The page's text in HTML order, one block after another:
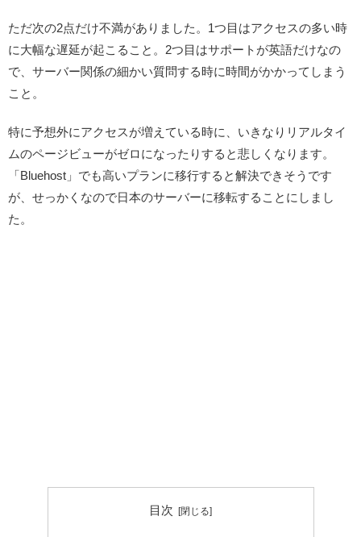
ただ次の2点だけ不満がありました。1つ目はアクセスの多い時
に大幅な遅延が起こること。2つ目はサポートが英語だけなの
で、サーバー関係の細かい質問する時に時間がかかってしまう
こと。
特に予想外にアクセスが増えている時に、いきなりリアルタイ
ムのページビューがゼロになったりすると悲しくなります。
「Bluehost」でも高いプランに移行すると解決できそうです
が、せっかくなので日本のサーバーに移転することにしまし
た。
目次